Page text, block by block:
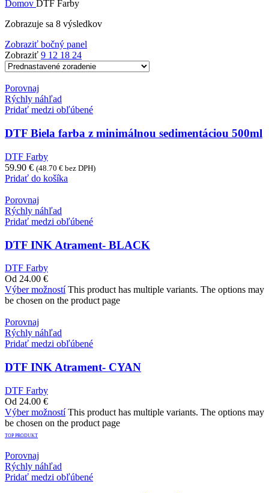
Domov DTF Farby
Zobrazuje sa 8 výsledkov
Zobraziť bočný panel
Zobraziť 9 12 18 24
Porovnaj
Rýchly náhľad
Pridať medzi obľúbené
DTF Biela farba z minimálnou sedimentáciou 500ml
DTF Farby
59.90 € (48.70 € bez DPH)
Pridať do košíka
Porovnaj
Rýchly náhľad
Pridať medzi obľúbené
DTF INK Atrament- BLACK
DTF Farby
Od 24.00 €
Výber možnostíThis product has multiple variants. The options may
be chosen on the product page
Porovnaj
Rýchly náhľad
Pridať medzi obľúbené
DTF INK Atrament- CYAN
DTF Farby
Od 24.00 €
Výber možnostíThis product has multiple variants. The options may
be chosen on the product page
TOP PRODUKT
Porovnaj
Rýchly náhľad
Pridať medzi obľúbené